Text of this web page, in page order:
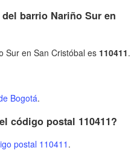
barrio Nariño Sur en
Sur en San Cristóbal es 110411.
Bogotá.
código postal 110411?
postal 110411 .